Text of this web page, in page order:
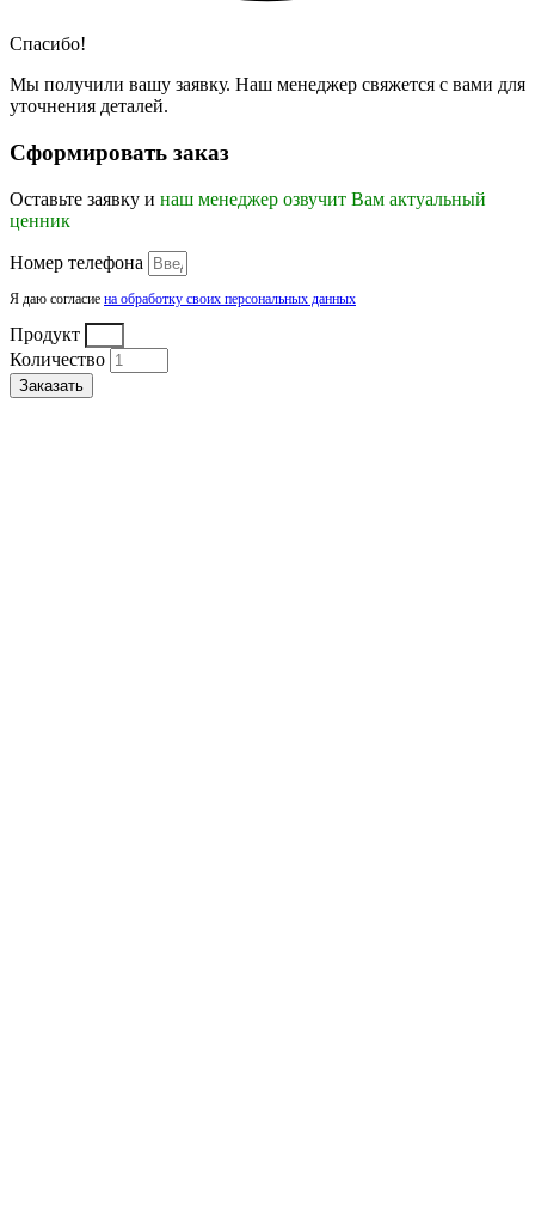
Спасибо!
Мы получили вашу заявку. Наш менеджер свяжется с вами для
уточнения деталей.
Сформировать заказ
Оставьте заявку и наш менеджер озвучит Вам актуальный
ценник
Номер телефона
Я даю согласие на обработку своих персональных данных
Продукт
Количество
Заказать